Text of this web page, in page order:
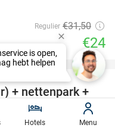
Regulier €31,50
€24
46%
favorite_border
+ nettenpark +
Puppy
star
Hotels Menu